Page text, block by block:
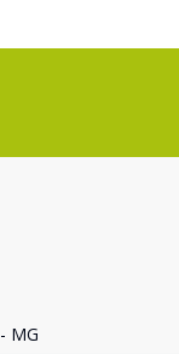
MG